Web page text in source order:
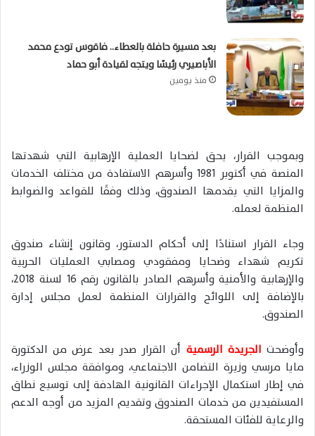
بعد مسيرة حافلة بالعطاء.. فاقوس تودع محمد
الأباصيري رئيسًا ويتجه لقيادة أبو حماد
منذ يومين
وبموجب القرار، يحق لضحايا العملية الإرهابية التي شهدتها
المنصة في أكتوبر 1981 وأسرهم الاستفادة من مختلف الخدمات
والمزايا التي يقدمها الصندوق، وذلك وفقًا للقواعد والضوابط
المنظمة لعمله.
وجاء القرار استنادًا إلى أحكام الدستور، وقانون إنشاء صندوق
تكريم شهداء وضحايا ومفقودي ومصابي العمليات الحربية
والإرهابية والأمنية وأسرهم الصادر بالقانون رقم 16 لسنة 2018،
بالإضافة إلى اللوائح والقرارات المنظمة لعمل مجلس إدارة
الصندوق.
وأوضحت الجريدة الرسمية أن القرار صدر بعد عرض من الدكتورة
مايا مرسي وزيرة التضامن الاجتماعي، وموافقة مجلس الوزراء،
في إطار استكمال الإجراءات القانونية الهادفة إلى توسيع نطاق
المستفيدين من خدمات الصندوق وتقديم المزيد من أوجه الدعم
والرعاية للفئات المستحقة.